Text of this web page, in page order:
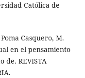
Católica de
Casquero, M.
en el pensamiento
de. REVISTA